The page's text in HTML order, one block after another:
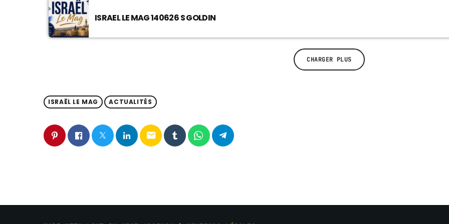
ISRAEL LE MAG 140626 S GOLDIN
CHARGER PLUS
ISRAËL LE MAG ACTUALITÉS
email